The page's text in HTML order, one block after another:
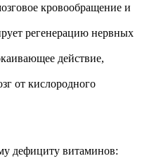
кровообращение и
регенерацию нервных
действие,
от кислородного
дефициту витаминов: